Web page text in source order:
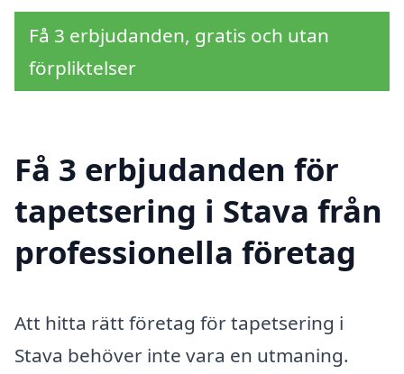
Få 3 erbjudanden, gratis och utan
förpliktelser
Få 3 erbjudanden för
tapetsering i Stava från
professionella företag
Att hitta rätt företag för tapetsering i
Stava behöver inte vara en utmaning.